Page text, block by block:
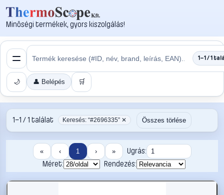
Minőségi termékek, gyors kiszolgálás!
1–1 / 1
🌙 👤 Belépés 🛒
1–1 / 1 találat Keresés: “#2696335” ✕ Összes törlése
« ‹ 1 › »
Ugrás:
Méret:
Rendezés: